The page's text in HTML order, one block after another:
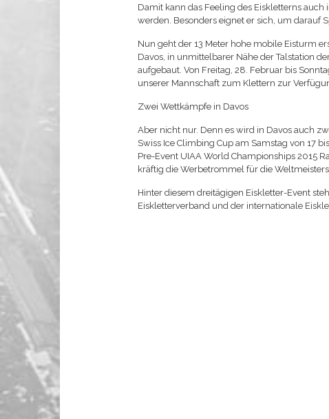
Damit kann das Feeling des Eiskletterns
werden. Besonders eignet er sich, um darauf
Nun geht der 13 Meter hohe mobile Eisturm
Davos, in unmittelbarer Nähe der Talstation
aufgebaut. Von Freitag, 28. Februar bis
unserer Mannschaft zum Klettern zur
Zwei Wettkämpfe in Davos
Aber nicht nur. Denn es wird in Davos auch
Swiss Ice Climbing Cup am Samstag von 17
Pre-Event UIAA World Championships 2015
kräftig die Werbetrommel für die
Hinter diesem dreitägigen Eiskletter-Event
Eiskletterverband und der internationale